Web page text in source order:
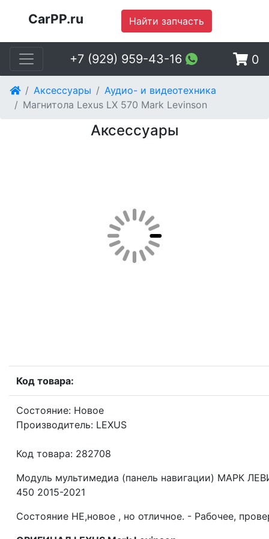
CarPP.ru Найти запчасть
+7 (929) 959-43-16 0
Аксессуары
Аудио- и видеотехника
Магнитола Lexus LX 570 Mark Levinson
Аксессуары
Код товара:
Состояние: Новое
Производитель: LEXUS
Код товара: 282708
Модуль мультимедиа (панель навигации) МАРК
450 2015-2021
Состояние НЕ,новое , но отличное. - Рабочее,